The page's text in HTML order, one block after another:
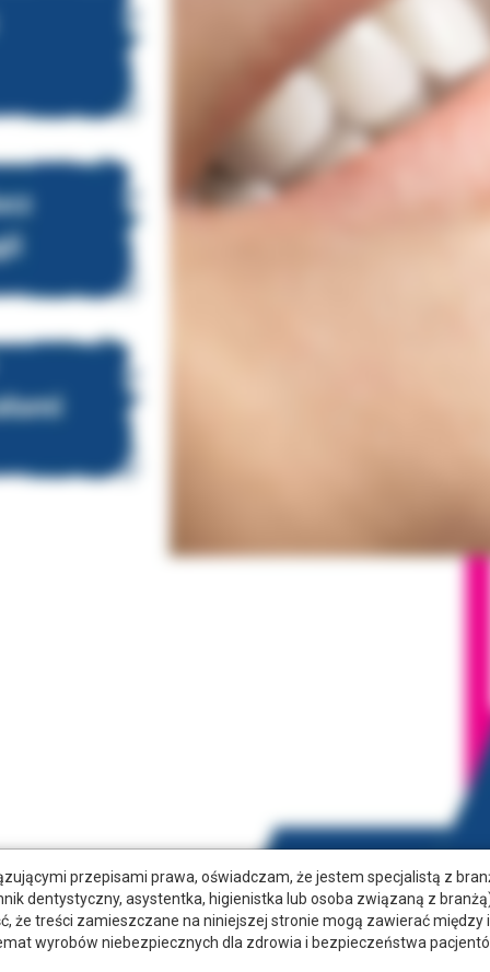
przepisami prawa, oświadczam, że jestem specjalistą z
dentystyczny, asystentka, higienistka lub osoba związaną z
że treści zamieszczane na niniejszej stronie mogą zawierać między
wyrobów niebezpiecznych dla zdrowia i bezpieczeństwa
Jest wykorzystywana do tworzenia estetycznych i trwałych